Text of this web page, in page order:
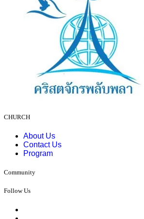
CHURCH
About Us
Contact Us
Program
Community
Follow Us